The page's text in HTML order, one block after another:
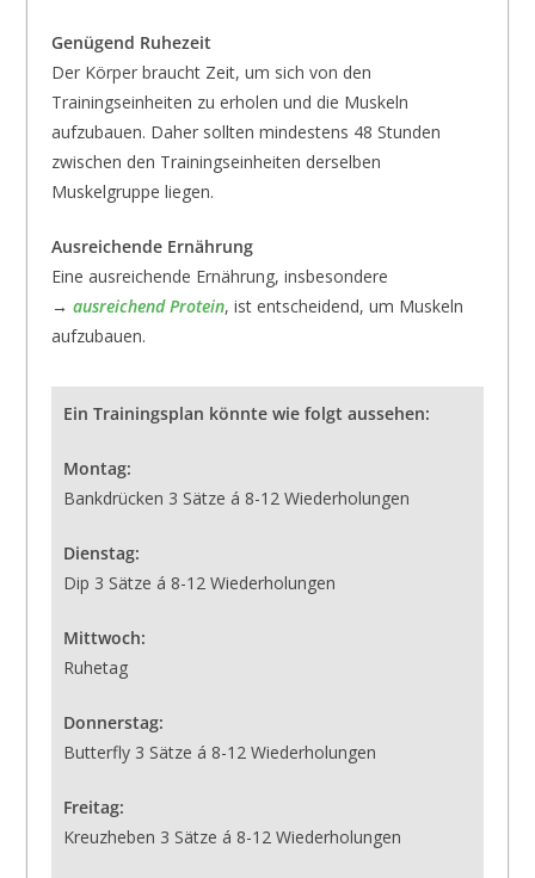
Genügend Ruhezeit
Der Körper braucht Zeit, um sich von den
Trainingseinheiten zu erholen und die Muskeln
aufzubauen. Daher sollten mindestens 48 Stunden
zwischen den Trainingseinheiten derselben
Muskelgruppe liegen.
Ausreichende Ernährung
Eine ausreichende Ernährung, insbesondere
→ ausreichend Protein, ist entscheidend, um Muskeln
aufzubauen.
Ein Trainingsplan könnte wie folgt aussehen:
Montag:
Bankdrücken 3 Sätze á 8-12 Wiederholungen
Dienstag:
Dip 3 Sätze á 8-12 Wiederholungen
Mittwoch:
Ruhetag
Donnerstag:
Butterfly 3 Sätze á 8-12 Wiederholungen
Freitag:
Kreuzheben 3 Sätze á 8-12 Wiederholungen